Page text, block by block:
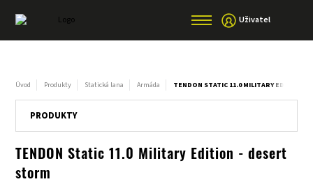
Uživatel
Úvod Produkty Statická lana Armáda TENDON STATIC 11.0 MILITARY EDITION -
PRODUKTY
TENDON Static 11.0 Military Edition - desert
storm